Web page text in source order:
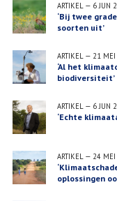
ARTIKEL— 6 JUN
‘Bij twee
soorten uit’
ARTIKEL— 21
‘Al het
biodiversiteit’
ARTIKEL— 6 JUN
‘Echte
ARTIKEL— 24
oplossingen